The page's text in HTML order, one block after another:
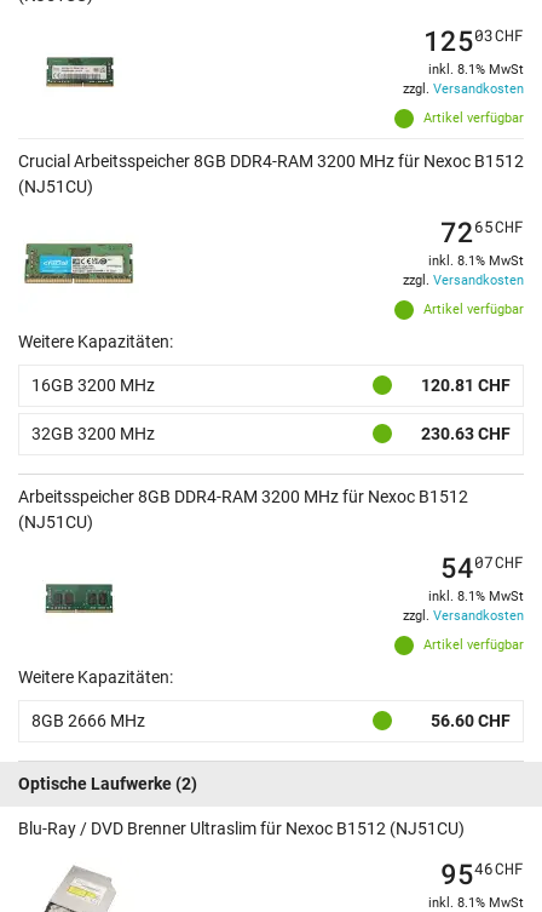
Artikel verfügbar
12503CHF
inkl. 8.1% MwSt
zzgl. Versandkosten
Crucial Arbeitsspeicher 8GB DDR4-RAM 3200 MHz für Nexoc B1512
(NJ51CU)
Artikel verfügbar
7265CHF
inkl. 8.1% MwSt
zzgl. Versandkosten
Weitere Kapazitäten:
16GB 3200 MHz 120.81 CHF
32GB 3200 MHz 230.63 CHF
Arbeitsspeicher 8GB DDR4-RAM 3200 MHz für Nexoc B1512
(NJ51CU)
Artikel verfügbar
5407CHF
inkl. 8.1% MwSt
zzgl. Versandkosten
Weitere Kapazitäten:
8GB 2666 MHz 56.60 CHF
Optische Laufwerke(2)
Blu-Ray / DVD Brenner Ultraslim für Nexoc B1512 (NJ51CU)
9546CHF
inkl. 8.1% MwSt